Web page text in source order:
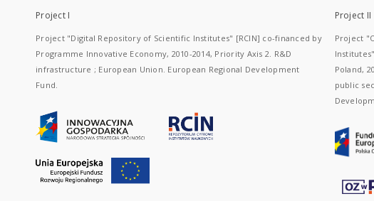
Project I
Project "Digital Repository of Scientific Institutes" [RCIN] co-financed by
Programme Innovative Economy, 2010-2014, Priority Axis 2. R&D
infrastructure ; European Union. European Regional Development
Fund.
Project II
Project
Poland,
public